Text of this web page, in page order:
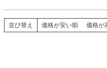
並び替え 価格が安い順 価格が